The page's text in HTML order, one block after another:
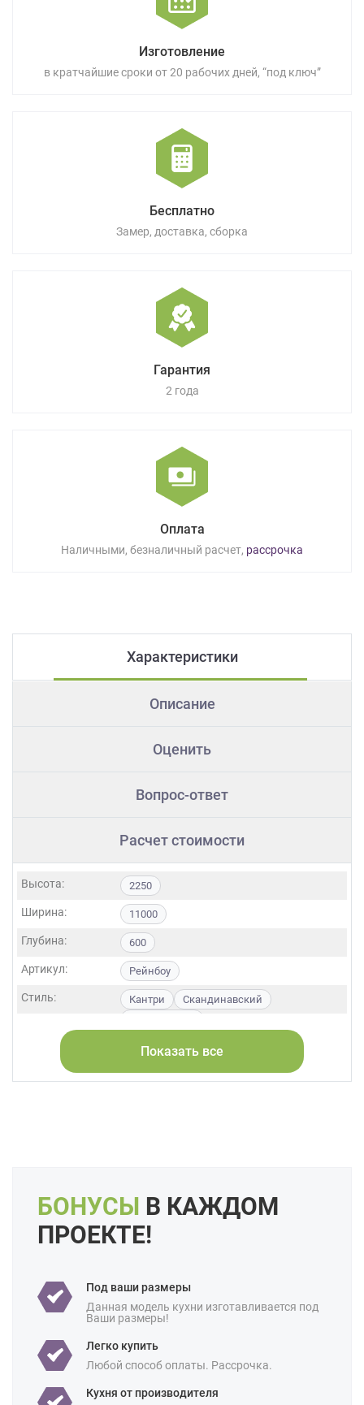
Изготовление
в кратчайшие сроки от 20 рабочих дней, “под ключ”
Бесплатно
Замер, доставка, сборка
Гарантия
2 года
Оплата
Наличными, безналичный расчет, рассрочка
Характеристики
Описание
Оценить
Вопрос-ответ
Расчет стоимости
Высота: 2250
Ширина: 11000
Глубина: 600
Артикул: Рейнбоу
Стиль: Кантри
Скандинавский
Страна: Белоруссия
МДФ Эмаль Стекло
Отделка: Под дерево
Особенности: Встроенные
Производство: Белорусские
Ценовая
Бюджетные
Назначение: В частный дом
Площадь:
Показать все
БОНУСЫ В КАЖДОМ
ПРОЕКТЕ!
Под ваши размеры
Данная модель кухни изготавливается под
Ваши размеры!
Легко купить
Любой способ оплаты. Рассрочка.
Кухня от производителя